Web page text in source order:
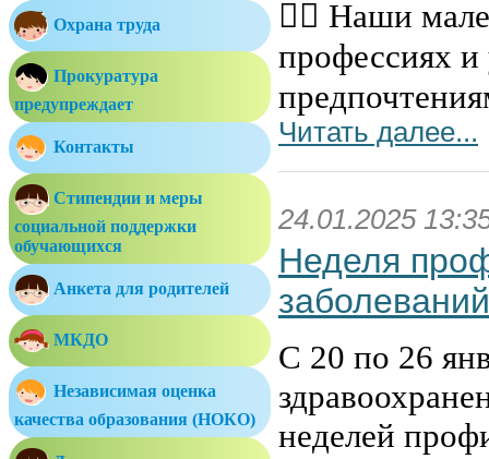
Охрана труда
Прокуратура
предупреждает
Контакты
Стипендии и меры
социальной поддержки
обучающихся
Анкета для родителей
МКДО
Независимая оценка
качества образования (НОКО)
👷‍♂️ Наши
профессиях и
Читать далее...
24.01.2025
Неделя
заболеваний
С 20 по 26
неделей